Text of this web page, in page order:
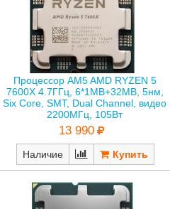
Процессор AM5 AMD RYZEN 5
7600X 4.7ГГц, 6*1MB+32MB, 5нм,
Six Core, SMT, Dual Channel, видео
2200МГц, 105Вт
13 990
Наличие